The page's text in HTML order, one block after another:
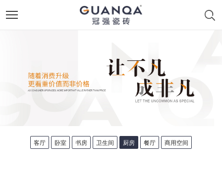
客厅 卧室 书房 卫生间 厨房 餐厅 商用空间